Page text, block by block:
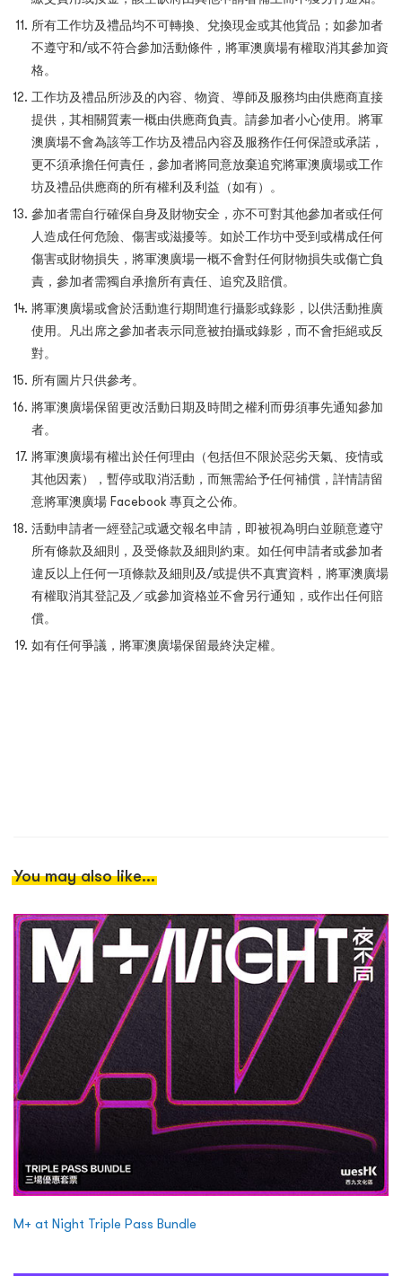
所有工作坊及禮品均不可轉換、兌換現金或其他貨品；如參加者
不遵守和/或不符合參加活動條件，將軍澳廣場有權取消其參加資
格。
工作坊及禮品所涉及的內容、物資、導師及服務均由供應商直接
提供，其相關質素一概由供應商負責。請參加者小心使用。將軍
澳廣場不會為該等工作坊及禮品內容及服務作任何保證或承諾，
更不須承擔任何責任，參加者將同意放棄追究將軍澳廣場或工作
坊及禮品供應商的所有權利及利益（如有）。
參加者需自行確保自身及財物安全，亦不可對其他參加者或任何
人造成任何危險、傷害或滋擾等。如於工作坊中受到或構成任何
傷害或財物損失，將軍澳廣場一概不會對任何財物損失或傷亡負
責，參加者需獨自承擔所有責任、追究及賠償。
將軍澳廣場或會於活動進行期間進行攝影或錄影，以供活動推廣
使用。凡出席之參加者表示同意被拍攝或錄影，而不會拒絕或反
對。
所有圖片只供參考。
將軍澳廣場保留更改活動日期及時間之權利而毋須事先通知參加
者。
將軍澳廣場有權出於任何理由（包括但不限於惡劣天氣、疫情或
其他因素），暫停或取消活動，而無需給予任何補償，詳情請留
意將軍澳廣場 Facebook 專頁之公佈。
活動申請者一經登記或遞交報名申請，即被視為明白並願意遵守
所有條款及細則，及受條款及細則約束。如任何申請者或參加者
違反以上任何一項條款及細則及/或提供不真實資料，將軍澳廣場
有權取消其登記及／或參加資格並不會另行通知，或作出任何賠
償。
如有任何爭議，將軍澳廣場保留最終決定權。
You may also like...
M+ at Night Triple Pass Bundle